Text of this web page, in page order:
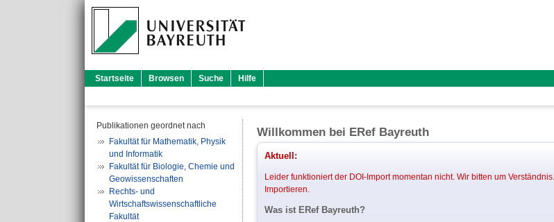
Startseite Browsen Suche Hilfe
Publikationen geordnet nach
Fakultät für Mathematik, Physik
und Informatik
Fakultät für Biologie, Chemie und
Geowissenschaften
Rechts- und
Wirtschaftswissenschaftliche
Fakultät
Willkommen bei ERef Bayreuth
Aktuell:
Leider funktioniert der DOI-Import momentan nicht. Wir bitten um
Importieren.
Was ist ERef Bayreuth?